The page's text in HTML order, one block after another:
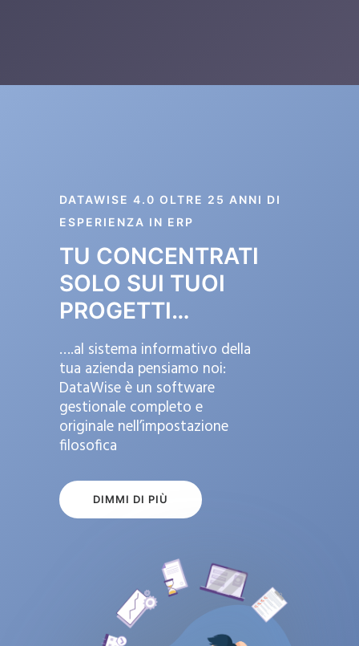
DATAWISE 4.0 OLTRE 25 ANNI DI
ESPERIENZA IN ERP
TU CONCENTRATI
SOLO SUI TUOI
PROGETTI…
….al sistema informativo della
tua azienda pensiamo noi:
DataWise è un software
gestionale completo e
originale nell’impostazione
filosofica
DIMMI DI PIÙ